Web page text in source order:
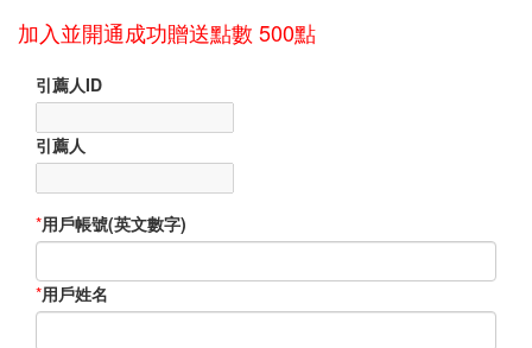
加入並開通成功贈送點數 500點
引薦人ID
引薦人
*用戶帳號(英文數字)
*用戶姓名